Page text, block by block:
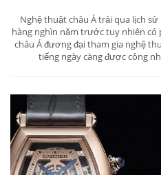
Nghệ thuật châu Á trải qua lịch
hàng nghìn năm trước tuy nhiên có
châu Á đương đại tham gia nghệ
tiếng ngày càng được công